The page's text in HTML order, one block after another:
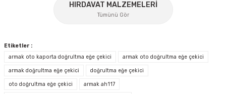
HIRDAVAT MALZEMELERİ
Tümünü Gör
Etiketler :
armak oto kaporta doğrultma eğe çekici
armak oto doğrultma eğe çekici
armak doğrultma eğe çekici doğrultma eğe çekici
oto doğrultma eğe çekici armak ah117